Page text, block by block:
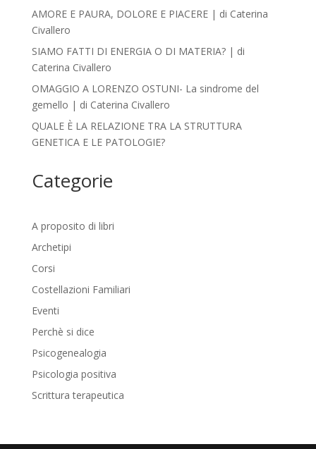
AMORE E PAURA, DOLORE E PIACERE | di Caterina
Civallero
SIAMO FATTI DI ENERGIA O DI MATERIA? | di
Caterina Civallero
OMAGGIO A LORENZO OSTUNI- La sindrome del
gemello | di Caterina Civallero
QUALE È LA RELAZIONE TRA LA STRUTTURA
GENETICA E LE PATOLOGIE?
Categorie
A proposito di libri
Archetipi
Corsi
Costellazioni Familiari
Eventi
Perchè si dice
Psicogenealogia
Psicologia positiva
Scrittura terapeutica